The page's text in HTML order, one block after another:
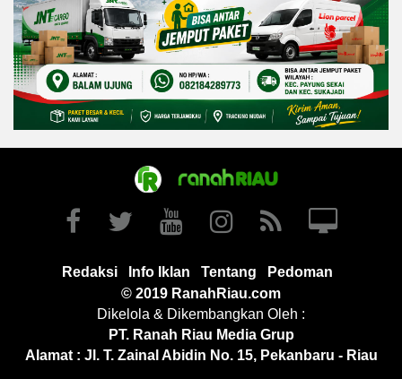
Redaksi Info Iklan Tentang
Pedoman
© 2019 RanahRiau.com
Dikelola & Dikembangkan Oleh :
PT. Ranah Riau Media Grup
Alamat : Jl. T. Zainal Abidin No. 15, Pekanbaru - Riau